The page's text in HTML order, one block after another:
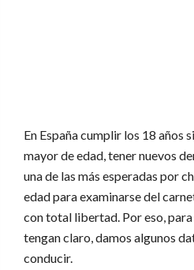
En España cumplir los 18 años
mayor de edad, tener nuevos
una de las más esperadas por
edad para examinarse del
con total libertad. Por eso,
tengan claro, damos algunos
conducir.